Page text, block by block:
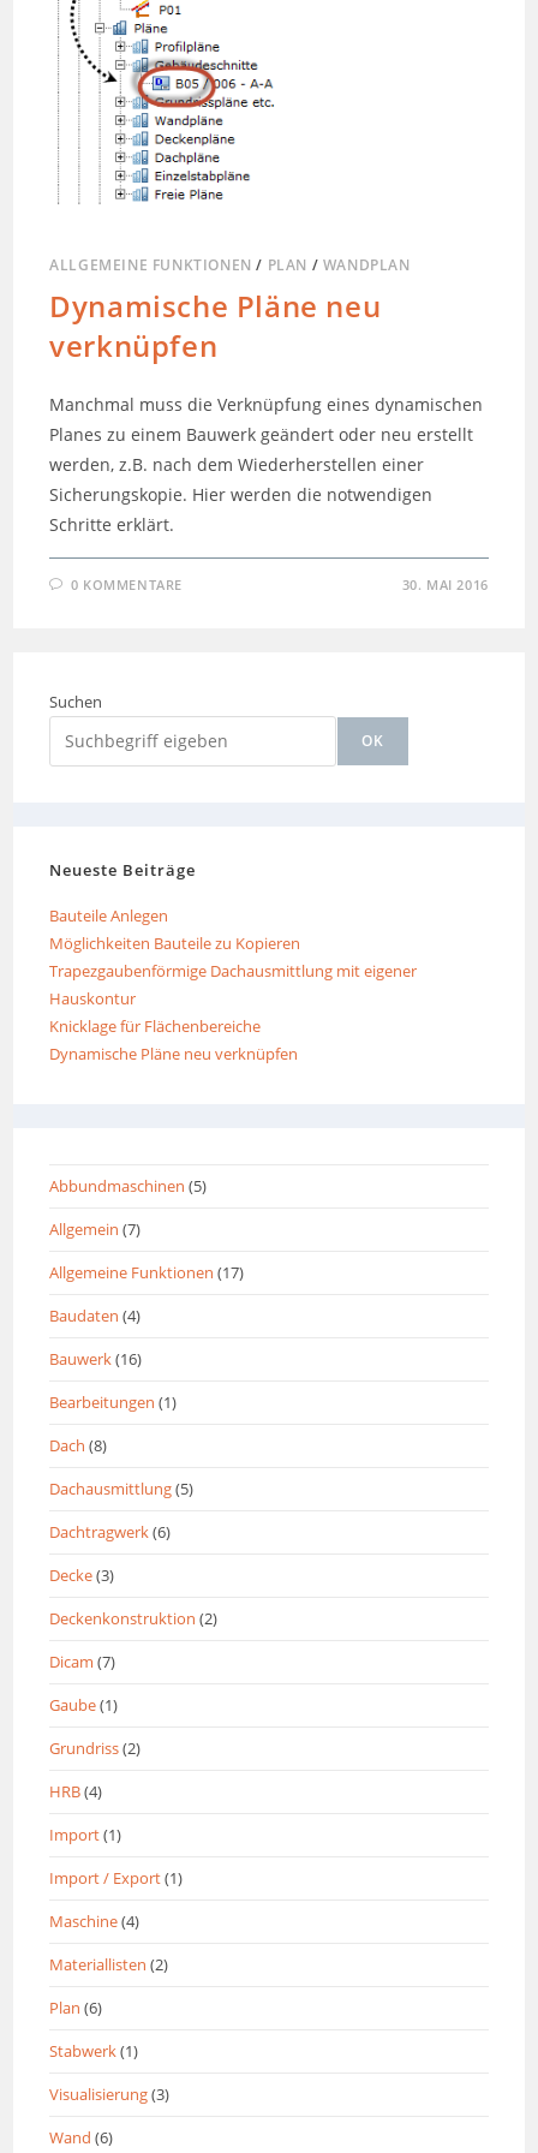
ALLGEMEINE FUNKTIONEN / PLAN / WANDPLAN
Dynamische Pläne neu
verknüpfen
Manchmal muss die Verknüpfung eines dynamischen
Planes zu einem Bauwerk geändert oder neu erstellt
werden, z.B. nach dem Wiederherstellen einer
Sicherungskopie. Hier werden die notwendigen
Schritte erklärt.
0 KOMMENTARE 30. MAI 2016
Suchen
OK
Neueste Beiträge
Bauteile Anlegen
Möglichkeiten Bauteile zu Kopieren
Trapezgaubenförmige Dachausmittlung mit eigener
Hauskontur
Knicklage für Flächenbereiche
Dynamische Pläne neu verknüpfen
Abbundmaschinen (5)
Allgemein (7)
Allgemeine Funktionen (17)
Baudaten (4)
Bauwerk(16)
Bearbeitungen (1)
Dach (8)
Dachausmittlung(5)
Dachtragwerk(6)
Decke(3)
Deckenkonstruktion (2)
Dicam (7)
Gaube(1)
Grundriss(2)
HRB(4)
Import(1)
Import / Export(1)
Maschine(4)
Materiallisten (2)
Plan (6)
Stabwerk(1)
Visualisierung(3)
Wand (6)